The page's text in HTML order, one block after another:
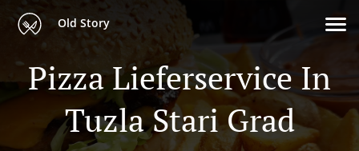
Old Story
Pizza Lieferservice In
Tuzla Stari Grad